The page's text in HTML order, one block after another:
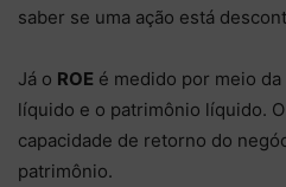
saber se uma ação está
Já o ROE é medido por meio
líquido e o patrimônio líquido.
capacidade de retorno do
patrimônio.